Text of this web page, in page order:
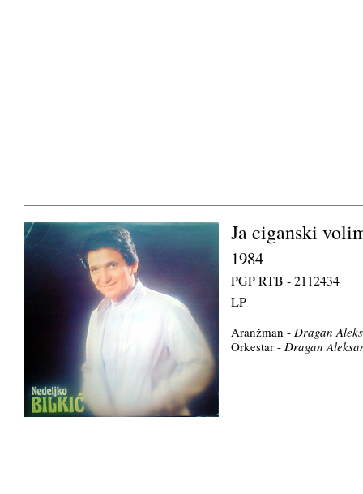
Ja ciganski
1984
PGP RTB - 2112434
LP
Aranžman - Dragan
Orkestar - Dragan